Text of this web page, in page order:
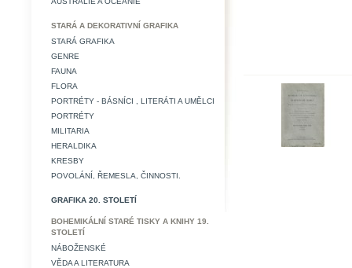
STARÁ A DEKORATIVNÍ GRAFIKA
STARÁ GRAFIKA
GENRE
FAUNA
FLORA
PORTRÉTY - BÁSNÍCI , LITERÁTI A UMĚLCI
PORTRÉTY
MILITARIA
HERALDIKA
KRESBY
POVOLÁNÍ, ŘEMESLA, ČINNOSTI.
GRAFIKA 20. STOLETÍ
BOHEMIKÁLNÍ STARÉ TISKY A KNIHY 19.
STOLETÍ
NÁBOŽENSKÉ
VĚDA A LITERATURA